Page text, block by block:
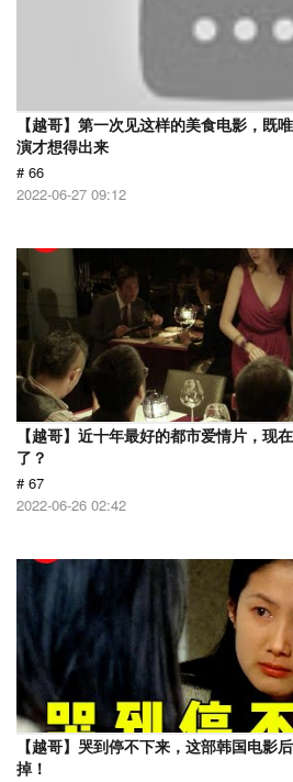
【越哥】第一次见这样的美食电影，既
演才想得出来
# 66
2022-06-27 09:12
【越哥】近十年最好的都市爱情片，现
了？
# 67
2022-06-26 02:42
【越哥】哭到停不下来，这部韩国电影
掉！